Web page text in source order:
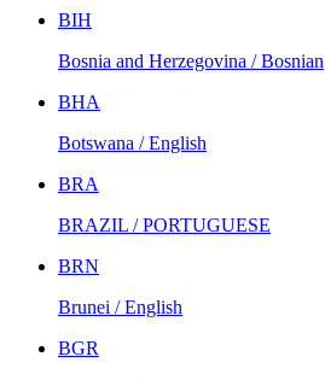
BIH
Bosnia and Herzegovina / Bosnian
BHA
Botswana / English
BRA
BRAZIL / PORTUGUESE
BRN
Brunei / English
BGR